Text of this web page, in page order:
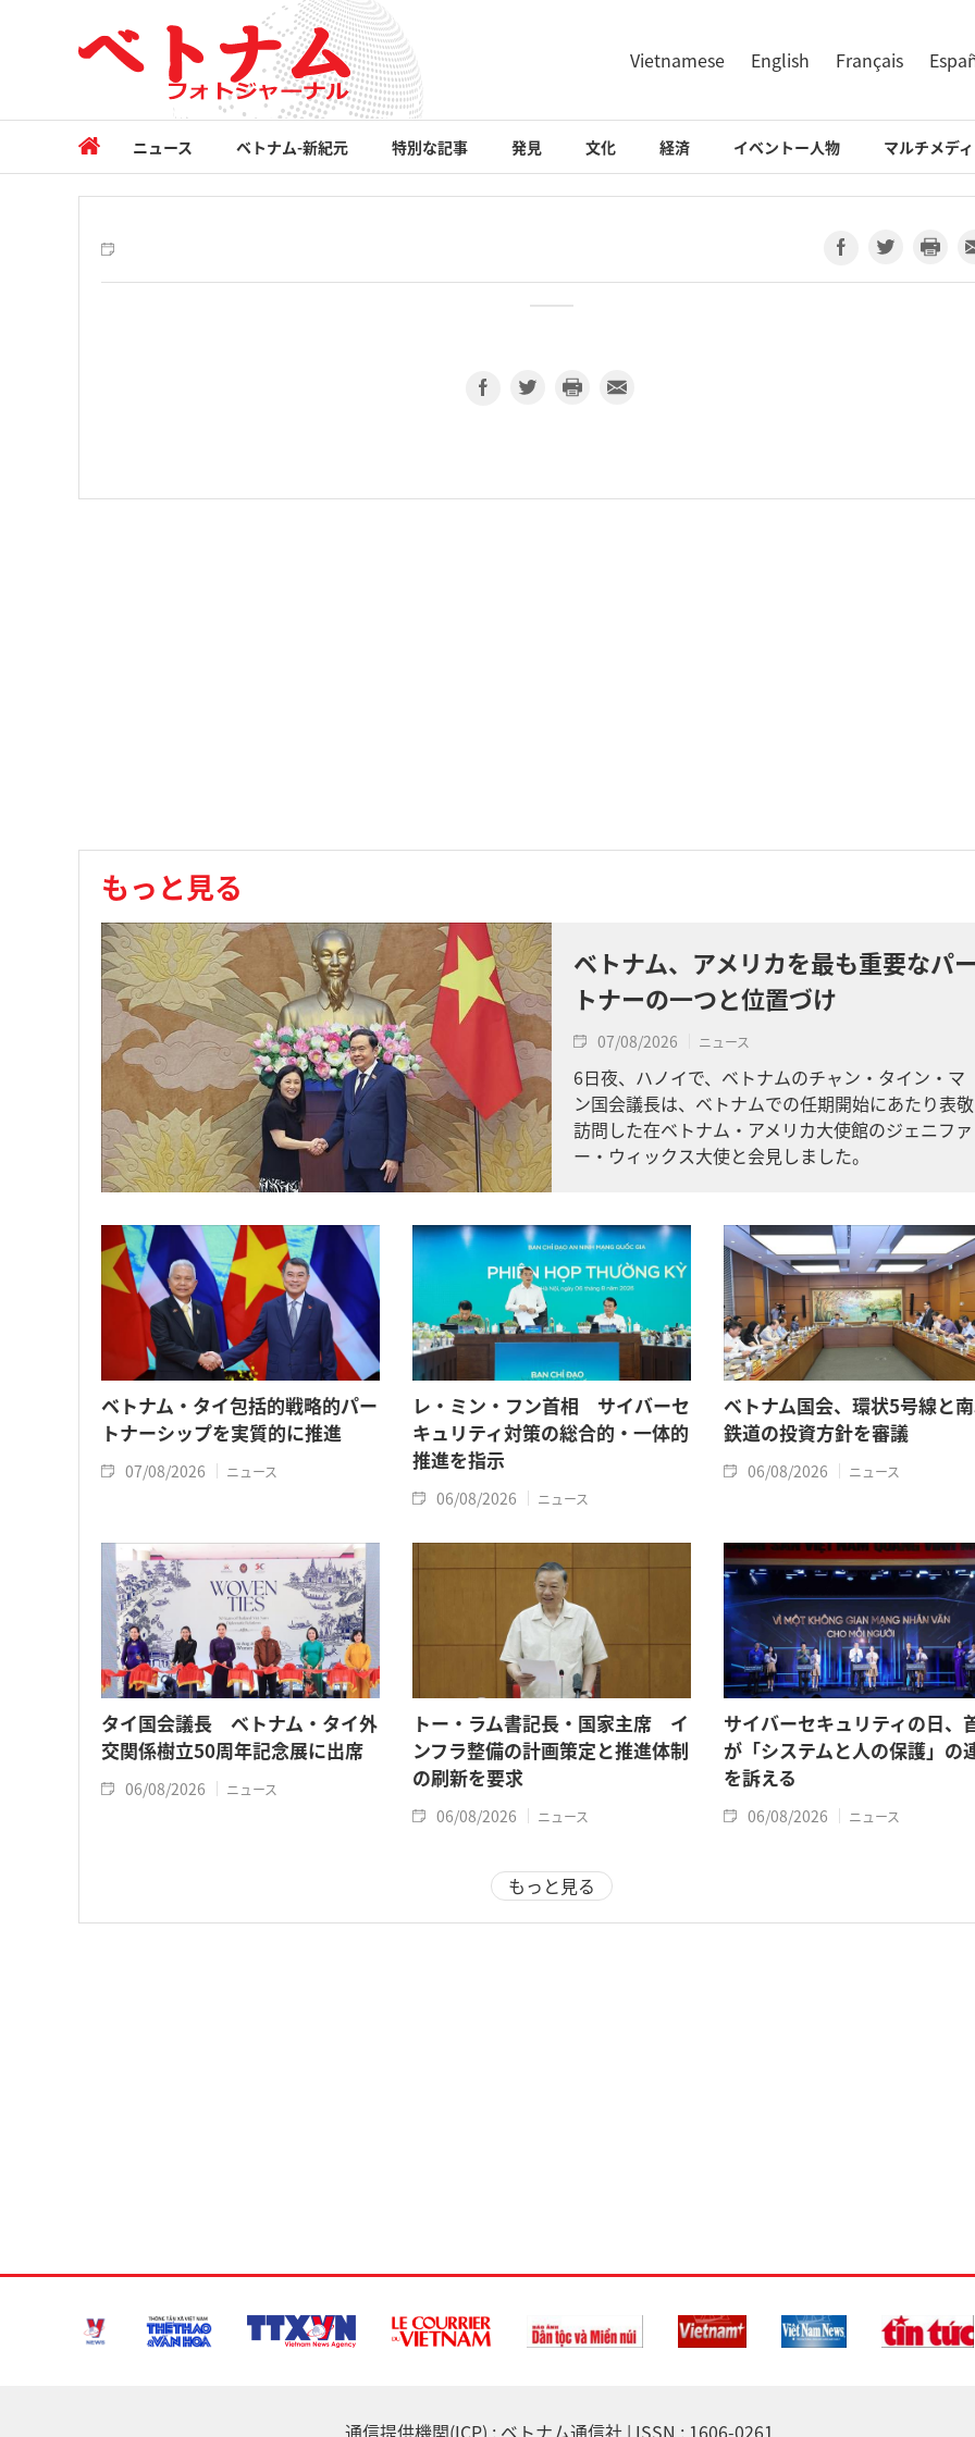
Vietnamese English Français
ニュース ベトナム-新紀元 特別な記事 発見 文化 経済 イベントー人物 マルチメデ
もっと見る
ベトナム、アメリカを最も重要なパ
トナーの一つと位置づけ
07/08/2026 ニュース
6日夜、ハノイで、ベトナムのチャン・タイン・マ
ン国会議長は、ベトナムでの任期開始にあたり表敬
訪問した在ベトナム・アメリカ大使館のジェニファ
ー・ウィックス大使と会見しました。
ベトナム・タイ包括的戦略的パー
トナーシップを実質的に推進
07/08/2026 ニュース
レ・ミン・フン首相 サイバーセ
キュリティ対策の総合的・一体的
推進を指示
06/08/2026 ニュース
ベトナム国会、環状5号線と
鉄道の投資方針を審議
06/08/2026 ニュース
タイ国会議長 ベトナム・タイ外
交関係樹立50周年記念展に出席
06/08/2026 ニュース
トー・ラム書記長・国家主席 イ
ンフラ整備の計画策定と推進体制
の刷新を要求
06/08/2026 ニュース
サイバーセキュリティの日、
が「システムと人の保護」の
を訴える
06/08/2026 ニュース
もっと見る
通信提供機関(ICP) : ベトナム通信社 | ISSN : 1606-0261